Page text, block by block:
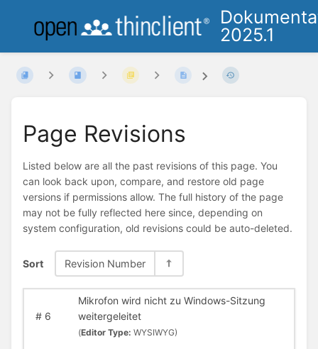
2025.1
Page Revisions
Listed below are all the past revisions of this page. You
can look back upon, compare, and restore old page
versions if permissions allow. The full history of the page
may not be fully reflected here since, depending on
system configuration, old revisions could be auto-deleted.
Sort Revision Number
#6
Mikrofon wird nicht zu Windows-Sitzung
weitergeleitet
(Editor Type: WYSIWYG)